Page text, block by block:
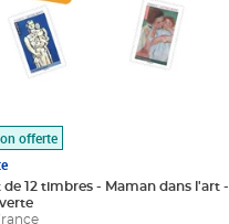
offerte
de 12 timbres - Maman dans l'art -